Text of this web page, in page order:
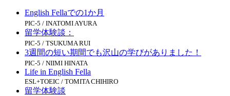
English Fellaでの1か月
PIC-5 / INATOMI AYURA
留学体験談：
PIC-5 / TSUKUMA RUI
3週間の短い期間でも沢山の学びがありました！
PIC-5 / NIIMI HINATA
Life in English Fella
ESL+TOEIC / TOMITA CHIHIRO
留学体験談